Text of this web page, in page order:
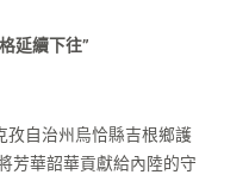
延續下往”
孜自治州烏恰縣吉根鄉護
芳華韶華貢獻給內陸的守